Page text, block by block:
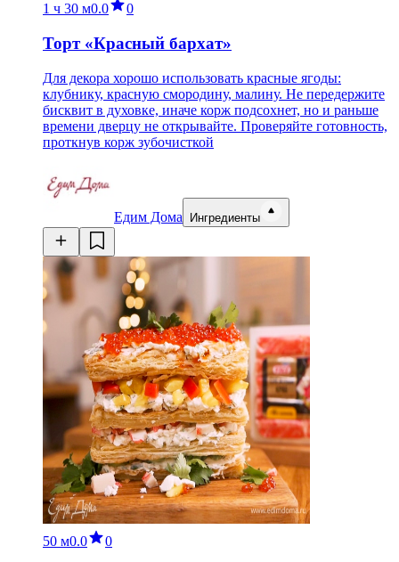
1 ч 30 м0.0 0
Торт «Красный бархат»
Для декора хорошо использовать красные ягоды:
клубнику, красную смородину, малину. Не передержите
бисквит в духовке, иначе корж подсохнет, но и раньше
времени дверцу не открывайте. Проверяйте готовность,
проткнув корж зубочисткой
Едим Дома Ингредиенты
50 м0.0 0